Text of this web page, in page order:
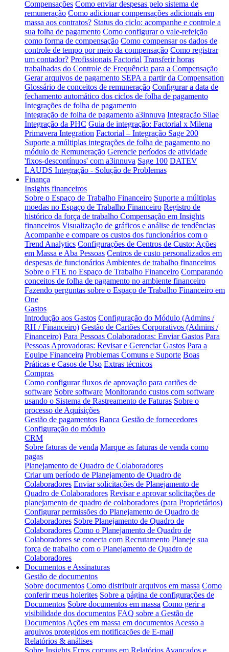
Compensações Como enviar despesas pelo sistema de
remuneração Como adicionar compensações adicionais em
massa aos contratos? Status do ciclo: acompanhe e controle a
sua folha de pagamento Como configurar o vale-refeição
como forma de compensação Como compensar os dados de
controle de tempo por meio da compensação Como registrar
um contador? Profissionais Factorial Transferir horas
trabalhadas do Controle de Frequência para a Compensação
Gerar arquivos de pagamento SEPA a partir da Compensation
Glossário de conceitos de remuneração Configurar a data de
fechamento automático dos ciclos de folha de pagamento
Integrações de folha de pagamento
Integração de folha de pagamento a3innuva Integração Silae
Integração da PHC Guia de integração: Factorial x Milena
Primavera Integration Factorial – Integração Sage 200
Suporte a múltiplas integrações de folha de pagamento no
módulo de Remuneração Gerencie períodos de atividade
'fixos-descontínuos' com a3innuva Sage 100 DATEV
LAUDS Integração - Solução de Problemas
Finança
Insights financeiros
Sobre o Espaço de Trabalho Financeiro Suporte a múltiplas
moedas no Espaço de Trabalho Financeiro Registro de
histórico da força de trabalho Compensação em Insights
financeiros Visualização de gráficos e análise de tendências
Acompanhe e compare os custos dos funcionários com o
Trend Analytics Configurações de Centros de Custo: Ações
em Massa e Aba Pessoas Centros de custo personalizados em
despesas de funcionários Ambientes de trabalho financeiros
Sobre o FTE no Espaço de Trabalho Financeiro Comparando
conceitos de folha de pagamento no ambiente financeiro
Fazendo perguntas sobre o Espaço de Trabalho Financeiro em
One
Gastos
Introdução aos Gastos Configuração do Módulo (Admins /
RH / Financeiro) Gestão de Cartões Corporativos (Admins /
Financeiro) Para Pessoas Colaboradoras: Enviar Gastos Para
Pessoas Aprovadoras: Revisar e Gerenciar Gastos Para a
Equipe Financeira Problemas Comuns e Suporte Boas
Práticas e Casos de Uso Extras técnicos
Compras
Como configurar fluxos de aprovação para cartões de
software Sobre software Monitorando custos com software
usando o Sistema de Rastreamento de Faturas Sobre o
processo de Aquisições
Gestão de pagamentos Banca Gestão de fornecedores
Configuração do módulo
CRM
Sobre faturas de venda Marque as faturas de venda como
pagas
Planejamento de Quadro de Colaboradores
Criar um período de Planejamento de Quadro de
Colaboradores Enviar solicitações de Planejamento de
Quadro de Colaboradores Revisar e aprovar solicitações de
planejamento de quadro de colaboradores (para Proprietários)
Configurar permissões do Planejamento de Quadro de
Colaboradores Sobre Planejamento de Quadro de
Colaboradores Como o Planejamento de Quadro de
Colaboradores se conecta com Recrutamento Planeje sua
força de trabalho com o Planejamento de Quadro de
Colaboradores
Documentos e Assinaturas
Gestão de documentos
Sobre documentos Como distribuir arquivos em massa Como
conferir meus holerites Sobre a página de configurações de
Documentos Sobre documentos em massa Como gerir a
visibilidade dos documentos FAQ sobre a Gestão de
Documentos Ações em massa em documentos Acesso a
arquivos protegidos em notificações de E-mail
Relatórios & análises
Sobre Insights Erros comuns em Relatórios Avançados e